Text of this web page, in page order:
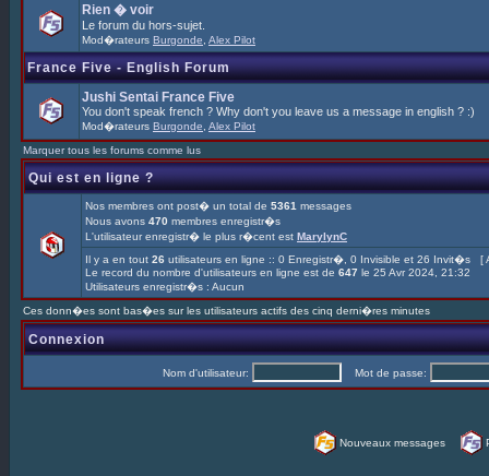
Rien � voir
Le forum du hors-sujet.
Mod�rateurs Burgonde Alex Pilot
France Five - English Forum
Jushi Sentai France Five
You don't speak french ? Why don't you leave us a message in english ? :)
Mod�rateurs Burgonde Alex Pilot
Marquer tous les forums comme lus
Qui est en ligne ?
Nos membres ont post� un total de 5361 messages
Nous avons 470 membres enregistr�s
L'utilisateur enregistr� le plus r�cent est MarylynC
Il y a en tout 26 utilisateurs en ligne :: 0 Enregistr�, 0 Invisible et 26 Invit�s [
Le record du nombre d'utilisateurs en ligne est de 647 le 25 Avr 2024, 21:32
Utilisateurs enregistr�s : Aucun
Ces donn�es sont bas�es sur les utilisateurs actifs des cinq derni�res minutes
Connexion
Nom d'utilisateur: Mot de passe:
Nouveaux messages